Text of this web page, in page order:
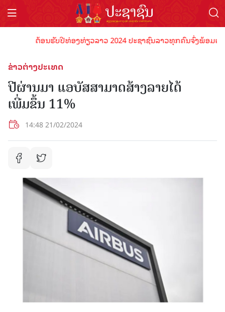
ຕ້ອນຮັບປີທ່ອງທ່ຽວລາວ 2024 ປະຊາຊົນລາວທຸກຄົນຈົ່ງພ້ອມເປັ
ຂ່າວຕ່າງປະເທດ
ປີຜ່ານມາ ແອບັສສາມາດສ້າງລາຍໄດ້
ເພີ່ມຂຶ້ນ 11%
14:48 21/02/2024